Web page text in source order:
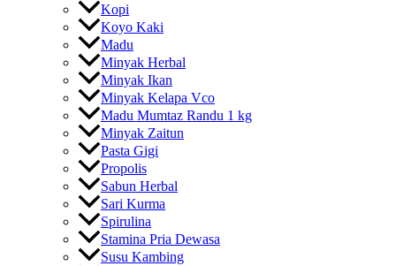
Kopi
Koyo Kaki
Madu
Minyak Herbal
Minyak Ikan
Minyak Kelapa Vco
Madu Mumtaz Randu 1 kg
Minyak Zaitun
Pasta Gigi
Propolis
Sabun Herbal
Sari Kurma
Spirulina
Stamina Pria Dewasa
Susu Kambing